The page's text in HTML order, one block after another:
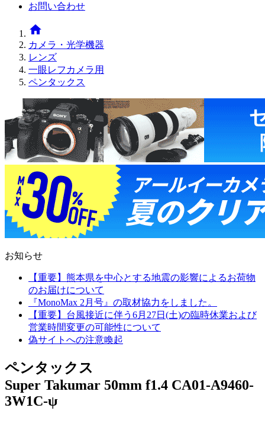
お問い合わせ
home
カメラ・光学機器
レンズ
一眼レフカメラ用
ペンタックス
お知らせ
【重要】熊本県を中心とする地震の影響によるお荷物
のお届けについて
『MonoMax 2月号』の取材協力をしました。
【重要】台風接近に伴う6月27日(土)の臨時休業および
営業時間変更の可能性について
偽サイトへの注意喚起
ペンタックス
Super Takumar 50mm f1.4 CA01-A9460-
3W1C-ψ